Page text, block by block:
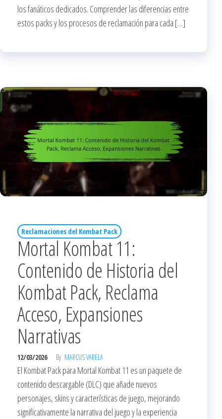
los fanáticos dedicados. Comprender las diferencias entre
estos packs y los procesos de reclamación para cada […]
Reclamaciones del Kombat Pack
Mortal Kombat 11:
Contenido de Historia del
Kombat Pack, Reclama
Acceso, Expansiones
Narrativas
12/03/2026 By MARCUS VARELA
El Kombat Pack para Mortal Kombat 11 es un paquete de
contenido descargable (DLC) que añade nuevos
personajes, skins y características de juego, mejorando
significativamente la narrativa del juego y la experiencia